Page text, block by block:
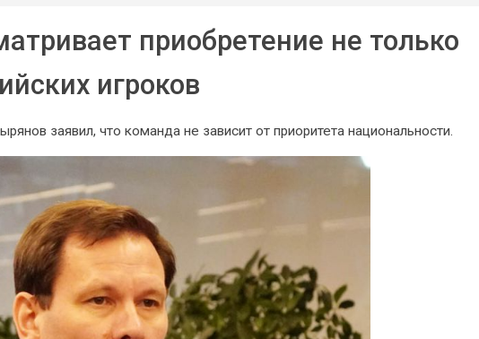
приобретение не только
игроков
заявил, что команда не зависит от приоритета национальности.